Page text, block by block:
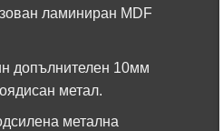
ламиниран MDF
допълнителен 10мм
метал.
метална